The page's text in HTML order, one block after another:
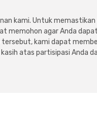
kami. Untuk
memohon agar Anda
kami dapat
atas partisipasi Anda